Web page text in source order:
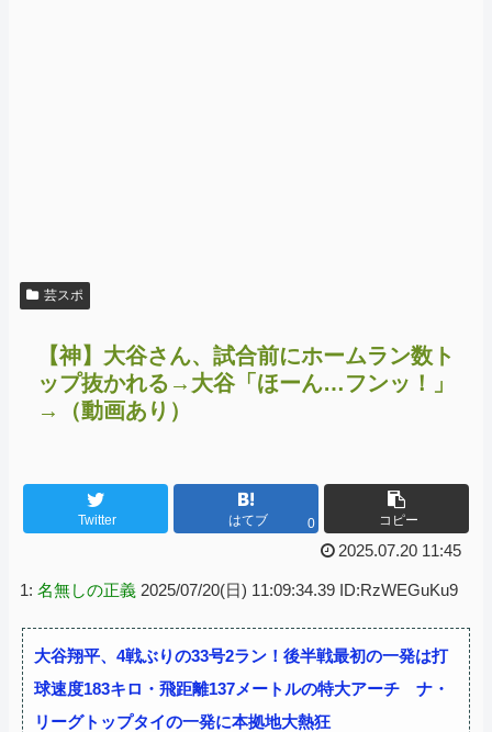
芸スポ
【神】大谷さん、試合前にホームラン数ト
ップ抜かれる→大谷「ほーん…フンッ！」
→（動画あり）
Twitter はてブ 0 コピー
2025.07.20 11:45
1: 名無しの正義 2025/07/20(日) 11:09:34.39 ID:RzWEGuKu9
大谷翔平、4戦ぶりの33号2ラン！後半戦最初の一発は打
球速度183キロ・飛距離137メートルの特大アーチ ナ・
リーグトップタイの一発に本拠地大熱狂